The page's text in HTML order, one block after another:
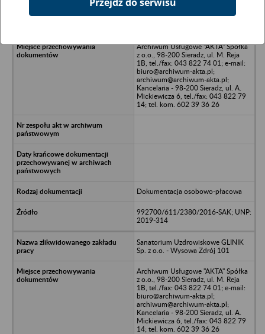
SAWA Solec Sp. z o.o. - Warszawa, ul.
Archiwum Usługowe "AKTA" Spółka
z o.o., 98-200 Sieradz, ul. M. Reja
1B, tel./fax: 043 822 74 01; e-mail:
biuro@archiwum-akta.pl;
archiwum@archiwum-akta.pl;
Kancelaria - 98-200 Sieradz, ul. A.
Mickiewicza 6, tel./fax: 043 822 79
14; tel. kom. 602 39 36 26
Dokumentacja osobowo-płacowa
992700/611/2380/2016-SAK; UNP:
2019-314
Sanatorium Uzdrowiskowe GLINIK
Sp. z o.o. - Wysowa Zdrój 101
Archiwum Usługowe "AKTA" Spółka
z o.o., 98-200 Sieradz, ul. M. Reja
1B, tel./fax: 043 822 74 01; e-mail:
biuro@archiwum-akta.pl;
archiwum@archiwum-akta.pl;
Kancelaria - 98-200 Sieradz, ul. A.
Mickiewicza 6, tel./fax: 043 822 79
14; tel. kom. 602 39 36 26